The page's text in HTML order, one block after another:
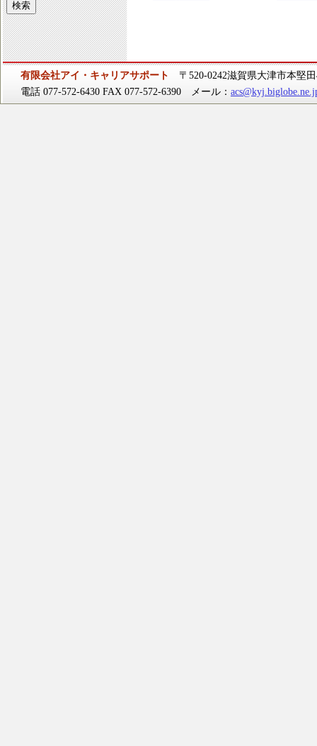
有限会社アイ・キャリアサポート
〒520-0242滋賀県大津市本堅
電話 077-572-6430 FAX 077-572-6390 メール：